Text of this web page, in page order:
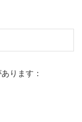
ります：